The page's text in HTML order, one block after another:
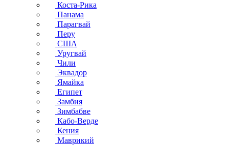
Коста-Рика
Панама
Парагвай
Перу
США
Уругвай
Чили
Эквадор
Ямайка
Египет
Замбия
Зимбабве
Кабо-Верде
Кения
Маврикий